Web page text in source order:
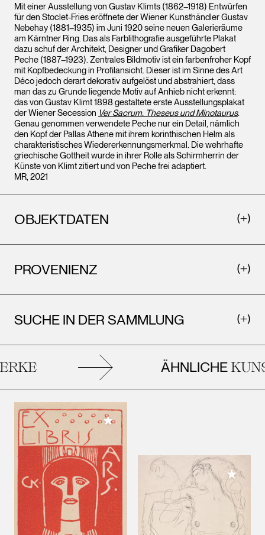
Mit einer Ausstellung von Gustav Klimts (1862–1918) Entwürfen
für den Stoclet-Fries eröffnete der Wiener Kunsthändler Gustav
Nebehay (1881–1935) im Juni 1920 seine neuen Galerieräume
am Kärntner Ring. Das als Farblithografie ausgeführte Plakat
dazu schuf der Architekt, Designer und Grafiker Dagobert
Peche (1887–1923). Zentrales Bildmotiv ist ein farbenfroher Kopf
mit Kopfbedeckung in Profilansicht. Dieser ist im Sinne des Art
Déco jedoch derart dekorativ aufgelöst und abstrahiert, dass
man das zu Grunde liegende Motiv auf Anhieb nicht erkennt:
das von Gustav Klimt 1898 gestaltete erste Ausstellungsplakat
der Wiener Secession Ver Sacrum. Theseus und Minotaurus.
Genau genommen verwendete Peche nur ein Detail, nämlich
den Kopf der Pallas Athene mit ihrem korinthischen Helm als
charakteristisches Wiedererkennungsmerkmal. Die wehrhafte
griechische Gottheit wurde in ihrer Rolle als Schirmherrin der
Künste von Klimt zitiert und von Peche frei adaptiert.
MR, 2021
OBJEKTDATEN
PROVENIENZ
SUCHE IN DER SAMMLUNG
ÄHNLICHE
Meiner Sammlung hinzufügen
Meiner